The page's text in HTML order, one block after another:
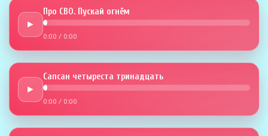
►
Про СВО. Пускай огнём
0:00 / 0:00
►
Сапсан четыреста тринадцать
0:00 / 0:00